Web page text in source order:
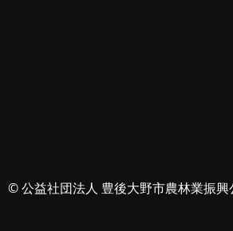
© 公益社団法人 豊後大野市農林業振